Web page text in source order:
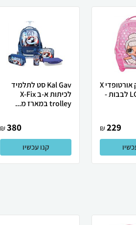
Kal Gav תיק אורטופדי X
BAG דגם LOL לבבות -
229
₪
Kal Gav סט לתלמיד
לכיתות א-ב X-Fix
trolley במארז מ...
380
₪
קנו עכשיו